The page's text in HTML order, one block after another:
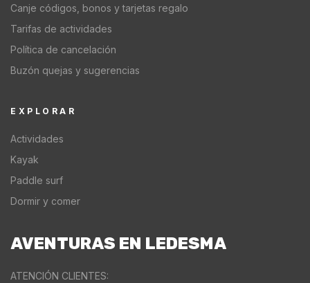
EXPLORAR
Actividades
Kayak
Paddle surf
Dormir y comer
Canje códigos, bonos y tarjetas regalo
Tarifas de actividades
Política de cancelación
Buzón quejas y sugerencias
AVENTURAS EN LEDESMA
ATENCIÓN CLIENTES: